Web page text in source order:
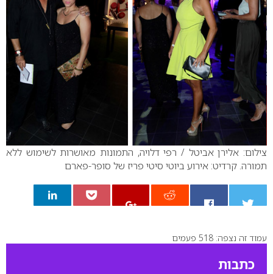
צילום: אלירן אביטל / רפי דלויה, התמונות מאושרות לשימוש ללא
תמורה. קרדיט: אירוע ביוטי סיטי פריז של סופר-פארם
0
עמוד זה נצפה: 518 פעמים
כתבות